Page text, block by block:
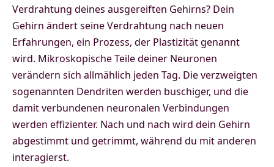
Verdrahtung deines ausgereiften Gehirns? Dein
Gehirn ändert seine Verdrahtung nach neuen
Erfahrungen, ein Prozess, der Plastizität genannt
wird. Mikroskopische Teile deiner Neuronen
verändern sich allmählich jeden Tag. Die verzweigten
sogenannten Dendriten werden buschiger, und die
damit verbundenen neuronalen Verbindungen
werden effizienter. Nach und nach wird dein Gehirn
abgestimmt und getrimmt, während du mit anderen
interagierst.